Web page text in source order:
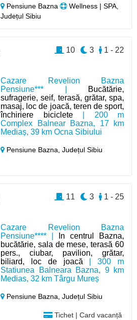
Pensiune Bazna
Wellness | SPA,
Județul Sibiu
Cazare Revelion Bazna
Pensiune*** |
Bucătărie,
sufragerie, seif, terasă, grătar, spa,
masaj, loc de joacă, teren de sport,
închiriere biciclete| 200 m
Complex Balnear Bazna, 17 km
Mediaș, 39 km Ocna Sibiului
Pensiune Bazna,Județul Sibiu
1 - 22
3
10
Cazare Revelion Bazna
Pensiune**** |
In centrul Bazna,
bucătărie, sala de mese, terasă 60
pers., ciubar, pavilion, grătar,
biliard, loc de joacă| 300 m
Statiunea Balneara Bazna, 9 km
Medias, 32 km Târgu Mureș
Pensiune Bazna,Județul Sibiu
Tichet | Card vacanță
1 - 25
3
11